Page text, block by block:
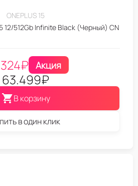
ONEPLUS 15
12/512Gb Infinite Black (Черный) CN
₽ Акция
63.499₽
В корзину
в один клик